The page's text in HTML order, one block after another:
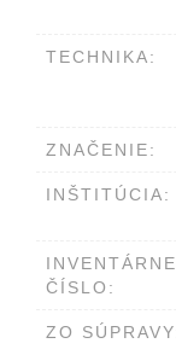
TECHNIKA:
ZNAČENIE:
INŠTITÚCIA:
INVENTÁRNE
ČÍSLO:
ZO